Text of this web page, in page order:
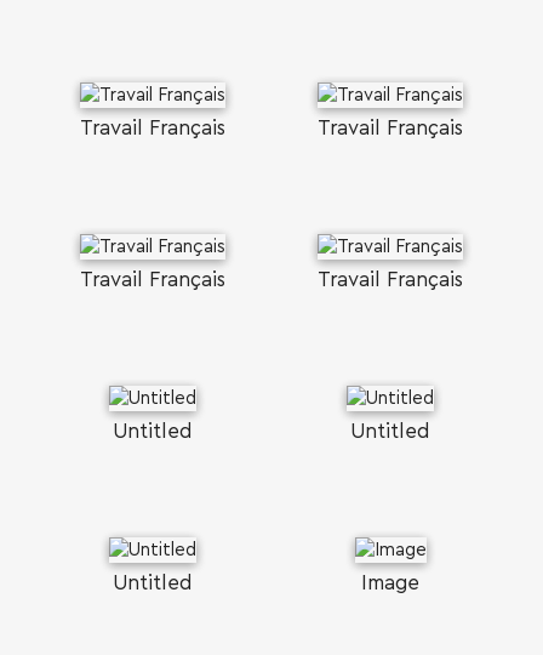
Travail Français Travail Français
Travail Français Travail Français
Untitled Untitled
Untitled Image